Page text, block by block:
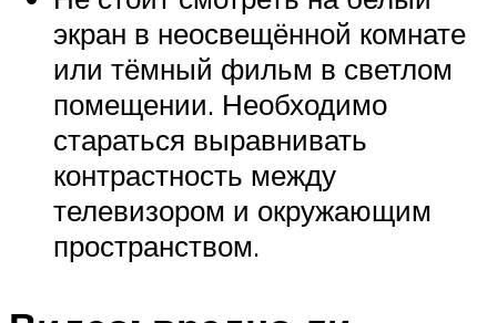
экран в неосвещённой комнате
или тёмный фильм в светлом
помещении. Необходимо
стараться выравнивать
контрастность между
телевизором и окружающим
пространством.